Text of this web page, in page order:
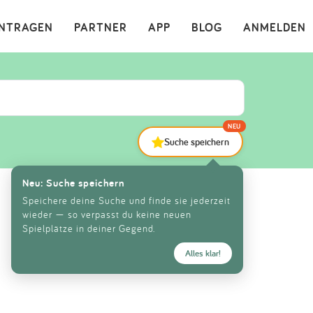
ANMELDEN
BLOG
APP
PARTNER ×
Suche speichern
NEU
Neu: Suche speichern
Speichere deine Suche und finde sie jederzeit
wieder — so verpasst du keine neuen
Spielplätze in deiner Gegend.
Alles klar!